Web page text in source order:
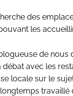
des
les
de
débat avec les
locale sur le